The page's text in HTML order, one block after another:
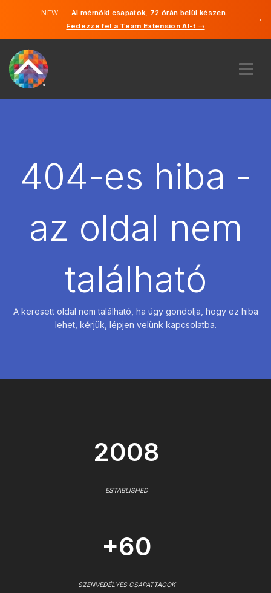
NEW —AI mérnöki csapatok, 72 órán belül készen.
Fedezze fel a Team Extension AI-t →
×
BÉREL
404-es hiba -
az oldal nem
található
A keresett oldal nem található, ha úgy gondolja, hogy ez hiba
lehet, kérjük, lépjen velünk kapcsolatba.
2008
ESTABLISHED
+60
SZENVEDÉLYES CSAPATTAGOK